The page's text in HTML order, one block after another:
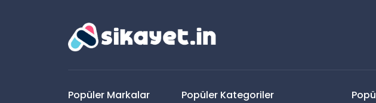
Popüler Markalar Popüler Kategoriler